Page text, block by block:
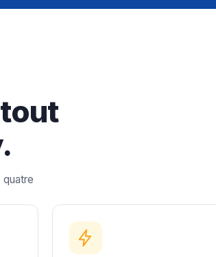
quatre